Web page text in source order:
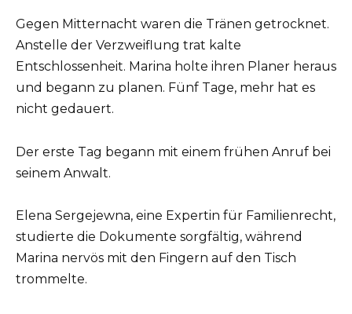
Gegen Mitternacht waren die Tränen getrocknet.
Anstelle der Verzweiflung trat kalte
Entschlossenheit. Marina holte ihren Planer heraus
und begann zu planen. Fünf Tage, mehr hat es
nicht gedauert.
Der erste Tag begann mit einem frühen Anruf bei
seinem Anwalt.
Elena Sergejewna, eine Expertin für Familienrecht,
studierte die Dokumente sorgfältig, während
Marina nervös mit den Fingern auf den Tisch
trommelte.